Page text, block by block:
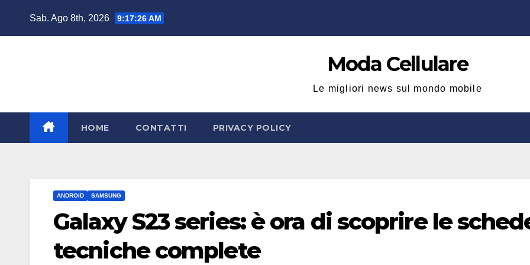
Sab. Ago 8th, 2026 9:17:27 AM
Moda Cellulare
Le migliori news sul mondo mobile
HOME CONTATTI PRIVACY POLICY
ANDROID SAMSUNG
Galaxy S23 series: è ora di scoprire le
tecniche complete